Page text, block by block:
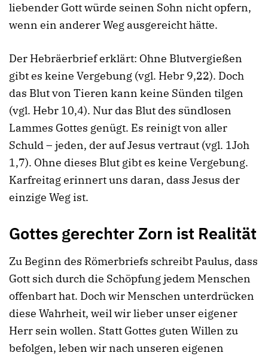
liebender Gott würde seinen Sohn nicht opfern,
wenn ein anderer Weg ausgereicht hätte.
Der Hebräerbrief erklärt: Ohne Blutvergießen
gibt es keine Vergebung (vgl. Hebr 9,22). Doch
das Blut von Tieren kann keine Sünden tilgen
(vgl. Hebr 10,4). Nur das Blut des sündlosen
Lammes Gottes genügt. Es reinigt von aller
Schuld – jeden, der auf Jesus vertraut (vgl. 1Joh
1,7). Ohne dieses Blut gibt es keine Vergebung.
Karfreitag erinnert uns daran, dass Jesus der
einzige Weg ist.
Gottes gerechter Zorn ist Realität
Zu Beginn des Römerbriefs schreibt Paulus, dass
Gott sich durch die Schöpfung jedem Menschen
offenbart hat. Doch wir Menschen unterdrücken
diese Wahrheit, weil wir lieber unser eigener
Herr sein wollen. Statt Gottes guten Willen zu
befolgen, leben wir nach unseren eigenen